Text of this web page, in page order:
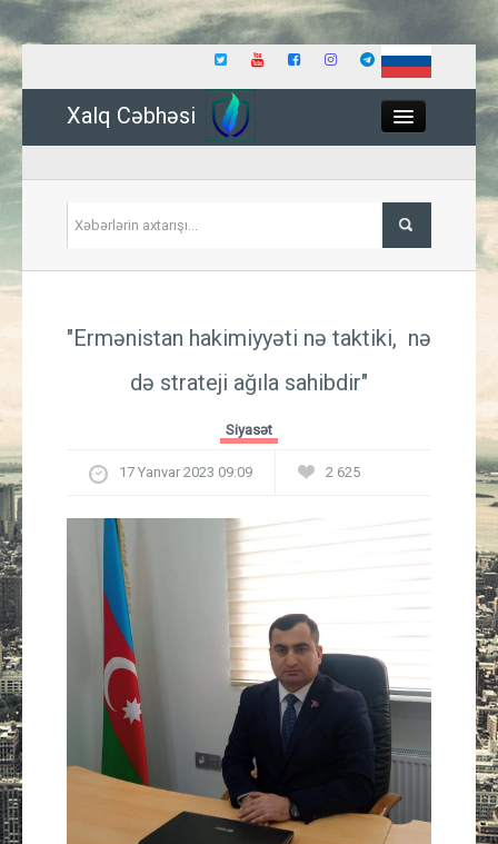
Xalq Cəbhəsi
İqtisadiyyat
Güney Azərbaycan
Müsahibə
İdman
"Ermənistan hakimiyyəti nə taktiki, nə
də strateji ağıla sahibdir"
Siyasət
17 Yanvar 2023 09:09 2 625